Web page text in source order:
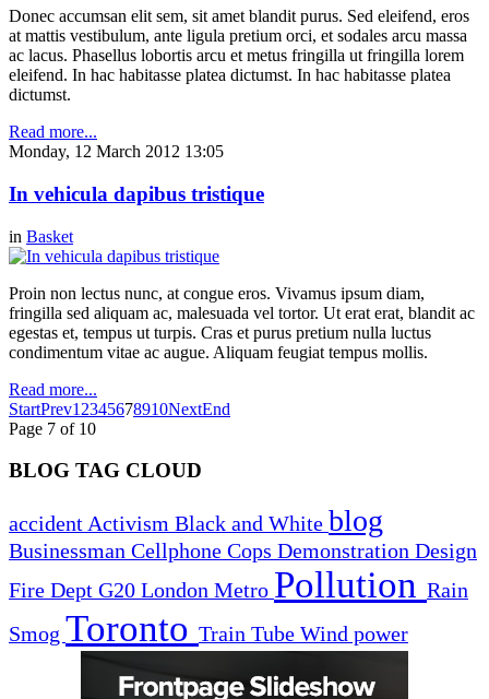
Donec accumsan elit sem, sit amet blandit purus. Sed eleifend, eros
at mattis vestibulum, ante ligula pretium orci, et sodales arcu massa
ac lacus. Phasellus lobortis arcu et metus fringilla ut fringilla lorem
eleifend. In hac habitasse platea dictumst. In hac habitasse platea
dictumst.
Read more...
Monday, 12 March 2012 13:05
In vehicula dapibus tristique
in Basket
Proin non lectus nunc, at congue eros. Vivamus ipsum diam,
fringilla sed aliquam ac, malesuada vel tortor. Ut erat erat, blandit ac
egestas et, tempus ut turpis. Cras et purus pretium nulla luctus
condimentum vitae ac augue. Aliquam feugiat tempus mollis.
Read more...
StartPrev1 2345678910NextEnd
Page 7 of 10
BLOG TAG CLOUD
accident Activism Black and White blog
Businessman Cellphone Cops Demonstration Design
Fire Dept G20 London Metro Pollution Rain
Smog Toronto Train Tube Wind power